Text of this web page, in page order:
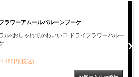
ラワーアムールバルーンブーケ
ル×おしゃれでかわいい♡ ドライフラワーバルー
円(税込)